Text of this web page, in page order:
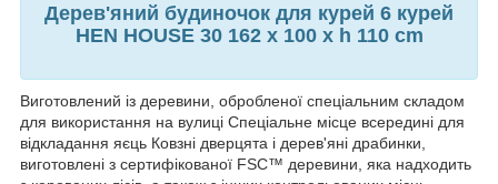
Дерев'яний будиночок для курей 6 курей
HEN HOUSE 30 162 x 100 x h 110 cm
Виготовлений із деревини, обробленої спеціальним складом
для використання на вулиці Спеціальне місце всередині для
відкладання яєць Ковзні дверцята і дерев'яні драбинки,
виготовлені з сертифікованої FSC™ деревини, яка надходить